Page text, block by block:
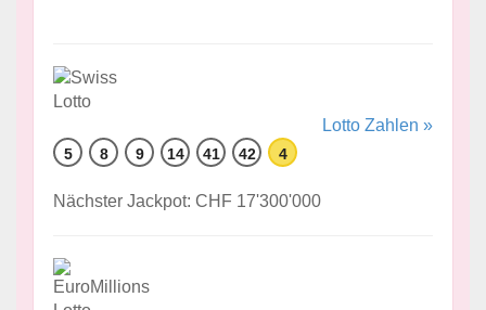
Lotto Zahlen »
5 8 9 14 41 42 4
Nächster Jackpot: CHF 17'300'000